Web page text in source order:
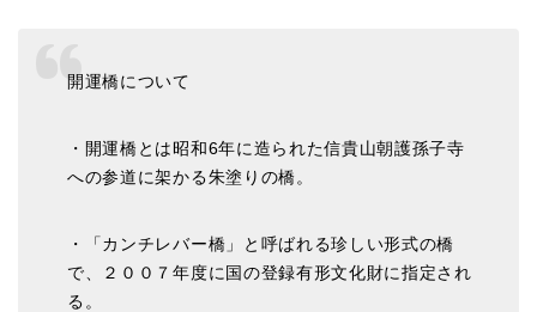
開運橋について
・開運橋とは昭和6年に造られた信貴山朝護孫子寺
への参道に架かる朱塗りの橋。
・「カンチレバー橋」と呼ばれる珍しい形式の橋
で、２００７年度に国の登録有形文化財に指定され
る。